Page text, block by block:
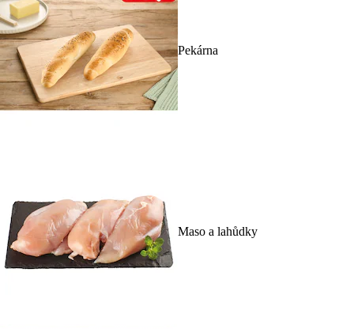
Pekárna
Maso a lahůdky